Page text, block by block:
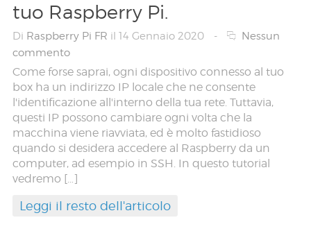
tuo Raspberry Pi.
Di Raspberry Pi FR il 14 Gennaio 2020 -
Nessun
commento
Come forse saprai, ogni dispositivo connesso al tuo
box ha un indirizzo IP locale che ne consente
l'identificazione all'interno della tua rete. Tuttavia,
questi IP possono cambiare ogni volta che la
macchina viene riavviata, ed è molto fastidioso
quando si desidera accedere al Raspberry da un
computer, ad esempio in SSH. In questo tutorial
vedremo […]
Leggi il resto dell'articolo